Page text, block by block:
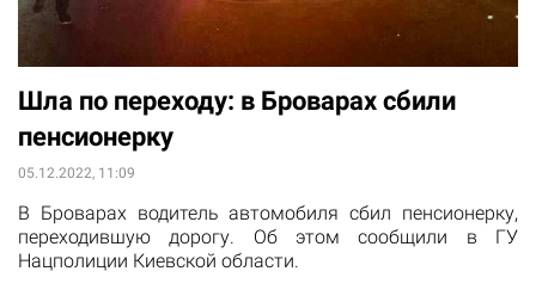
Шла по переходу: в Броварах сбили
пенсионерку
05.12.2022, 11:09
В Броварах водитель автомобиля сбил пенсионерку,
переходившую дорогу. Об этом сообщили в ГУ
Нацполиции Киевской области.